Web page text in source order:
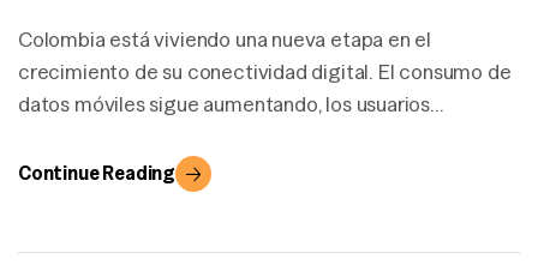
Colombia está viviendo una nueva etapa en el
crecimiento de su conectividad digital. El consumo de
datos móviles sigue aumentando, los usuarios
línea, trabajo remoto, pagos digitales y servicios
públicos conectados. Al mismo tiempo, la adopción de
Continue Reading